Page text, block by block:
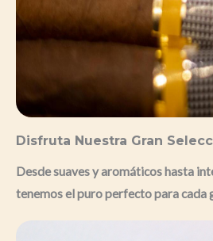
Disfruta Nuestra Gran
Desde suaves y aromáticos hasta
tenemos el puro perfecto para cada